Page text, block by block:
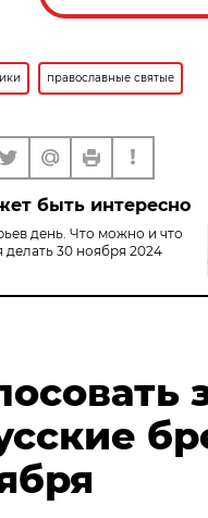
православные святые
быть интересно
день. Что можно и что
делать 30 ноября 2024